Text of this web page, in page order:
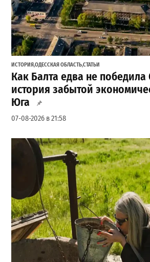
ИСТОРИЯ,ОДЕССКАЯ ОБЛАСТЬ,СТАТЬИ
Как Балта едва не победила
история забытой
Юга
07-08-2026 в 21:58